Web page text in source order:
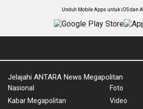
Unduh Mobile Apps untuk iOS dan
Jelajahi ANTARA News Megapolitan
Nasional
Kabar Megapolitan
Foto
Video